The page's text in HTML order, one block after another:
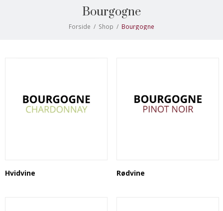
Bourgogne
Forside / Shop / Bourgogne
Hvidvine Rødvine